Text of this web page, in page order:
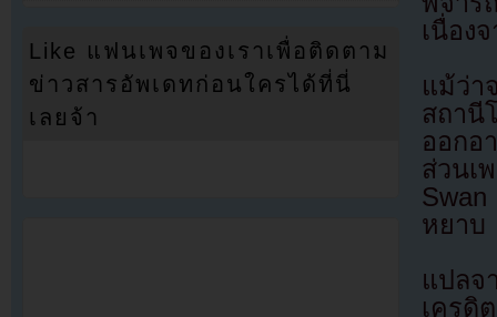
เนื่อง
แม้ว่า
สถานี
ออกอ
ส่วนเ
หยาบ
แปล
เครดิ
Like แฟนเพจของเราเพื่อติดตาม
ข่าวสารอัพเดทก่อนใครได้ที่นี่
เลยจ้า